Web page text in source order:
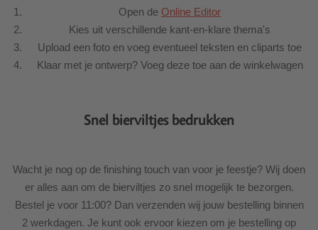
Open de Online Editor
Kies uit verschillende kant-en-klare thema's
Upload een foto en voeg eventueel teksten en cliparts toe
Klaar met je ontwerp? Voeg deze toe aan de winkelwagen
Snel bierviltjes bedrukken
Wacht je nog op de finishing touch van voor je feestje? Wij doen
er alles aan om de bierviltjes zo snel mogelijk te bezorgen.
Bestel je voor 11:00? Dan verzenden wij jouw bestelling binnen
2 werkdagen. Je kunt ook ervoor kiezen om je bestelling op